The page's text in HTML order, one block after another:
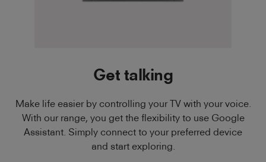
Get talking
Make life easier by controlling your TV with your voice.
With our range, you get the flexibility to use Google
Assistant. Simply connect to your preferred device
and start exploring.